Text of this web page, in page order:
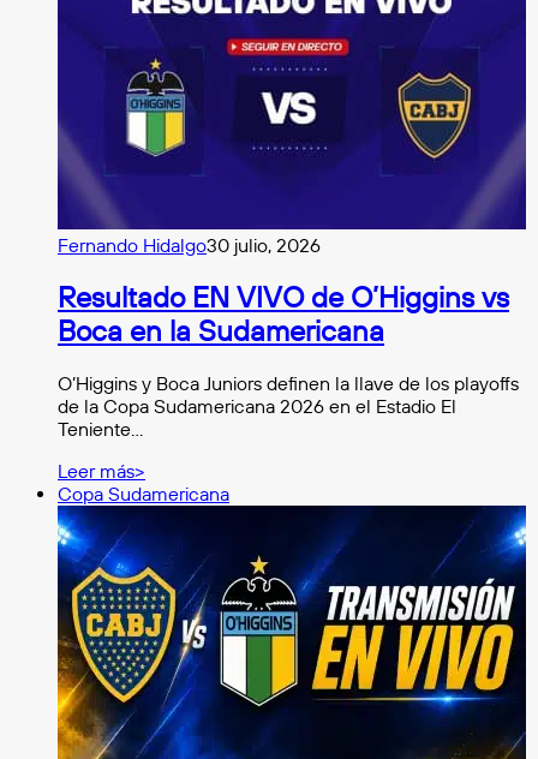
Fernando Hidalgo30 julio, 2026
Resultado EN VIVO de O’Higgins vs
Boca en la Sudamericana
O’Higgins y Boca Juniors definen la llave de los playoffs
de la Copa Sudamericana 2026 en el Estadio El
Teniente…
Leer más>
Copa Sudamericana